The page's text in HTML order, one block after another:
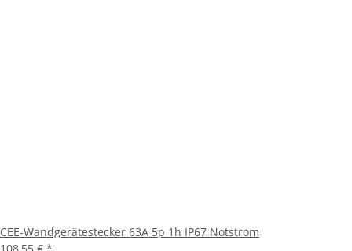
CEE-Wandgerätestecker 63A 5p 1h IP67 Notstrom